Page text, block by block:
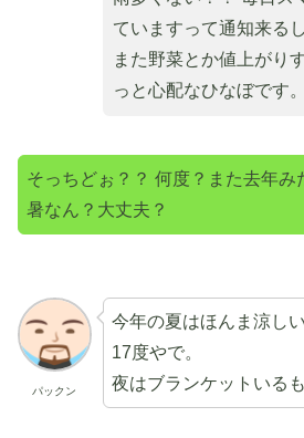
ていますって通知来るし
また野菜とか値上がり
っと心配なひなぼです。
そっちどぉ？？ 何度？また去年み
暑なん？大丈夫？
パックン
今年の夏はほんま涼し
17度やで。
夜はブランケットいるも